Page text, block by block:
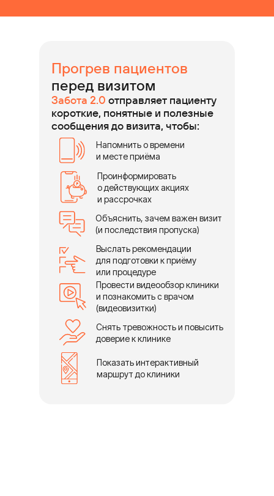
Прогрев пациентов
перед визитом
Забота 2.0 отправляет пациенту
короткие, понятные и полезные
сообщения до визита, чтобы:
Напомнить о времени
и месте приёма
Проинформировать
о действующих акциях
и рассрочках
Объяснить, зачем важен визит
(и последствия пропуска)
Выслать рекомендации
для подготовки к приёму
или процедуре
Провести видеообзор клиники
и познакомить с врачом
(видеовизитки)
Снять тревожность и повысить
доверие к клинике
Показать интерактивный
маршрут до клиники